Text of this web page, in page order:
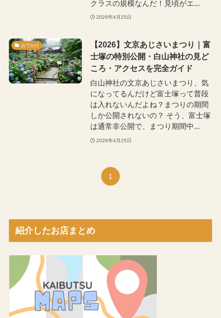
クラスの規模なんだ！見頃がエ...
2026年4月25日
おでかけ
【2026】文京あじさいまつり｜富
士塚の特別公開・白山神社の見ど
ころ・アクセスを完全ガイド
白山神社の文京あじさいまつり、気
になってるんだけど富士塚って普段
は入れないんだよね？まつりの期間
しか公開されないの？ そう、富士塚
は通常非公開で、まつり期間中...
2026年4月25日
1
紹介したお店まとめ